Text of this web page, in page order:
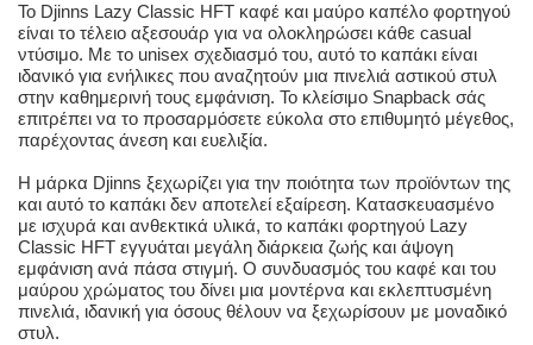
Το Djinns Lazy Classic HFT καφέ και μαύρο καπέλο φορτηγού
είναι το τέλειο αξεσουάρ για να ολοκληρώσει κάθε casual
ντύσιμο. Με το unisex σχεδιασμό του, αυτό το καπάκι είναι
ιδανικό για ενήλικες που αναζητούν μια πινελιά αστικού στυλ
στην καθημερινή τους εμφάνιση. Το κλείσιμο Snapback σάς
επιτρέπει να το προσαρμόσετε εύκολα στο επιθυμητό μέγεθος,
παρέχοντας άνεση και ευελιξία.
Η μάρκα Djinns ξεχωρίζει για την ποιότητα των προϊόντων της
και αυτό το καπάκι δεν αποτελεί εξαίρεση. Κατασκευασμένο
με ισχυρά και ανθεκτικά υλικά, το καπάκι φορτηγού Lazy
Classic HFT εγγυάται μεγάλη διάρκεια ζωής και άψογη
εμφάνιση ανά πάσα στιγμή. Ο συνδυασμός του καφέ και του
μαύρου χρώματος του δίνει μια μοντέρνα και εκλεπτυσμένη
πινελιά, ιδανική για όσους θέλουν να ξεχωρίσουν με μοναδικό
στυλ.